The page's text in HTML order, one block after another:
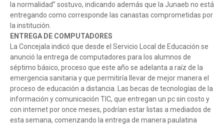
la normalidad” sostuvo, indicando además que la Junaeb no está
entregando como corresponde las canastas comprometidas por
la institución.
ENTREGA DE COMPUTADORES
La Concejala indicó que desde el Servicio Local de Educación se
anunció la entrega de computadores para los alumnos de
séptimo básico, proceso que este año se adelanta a raíz de la
emergencia sanitaria y que permitiría llevar de mejor manera el
proceso de educación a distancia. Las becas de tecnologías de la
información y comunicación TIC, que entregan un pc sin costo y
con internet por once meses, podrían estar listas a mediados de
esta semana, comenzando la entrega de manera paulatina